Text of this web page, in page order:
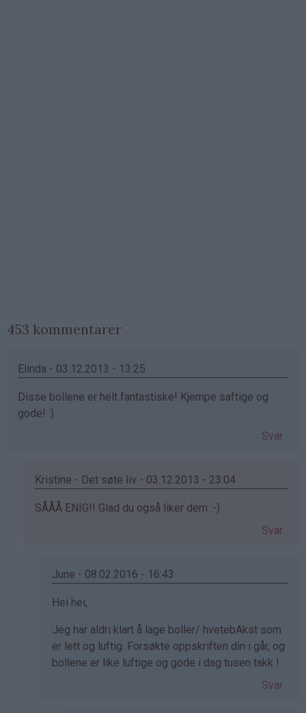
453 kommentarer
Elinda - 03.12.2013 - 13:25
Disse bollene er helt fantastiske! Kjempe saftige og
gode! :)
Svar
Kristine - Det søte liv - 03.12.2013 - 23:04
Som
Elinda
bekreftet)
SÅÅÅ ENIG!! Glad du også liker dem :-)
Svar
June - 08.02.2016 - 16:43
Som
på
av
Kristine
Hei hei,
Jeg har aldri klart å lage boller/ hvetebAkst som
er lett og luftig. Forsøkte oppskriften din i går, og
bollene er like luftige og gode i dag tusen takk !
Svar